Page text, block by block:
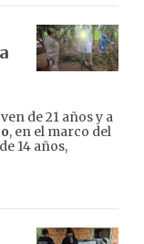
de 21 años y a
, en el marco del
14 años,